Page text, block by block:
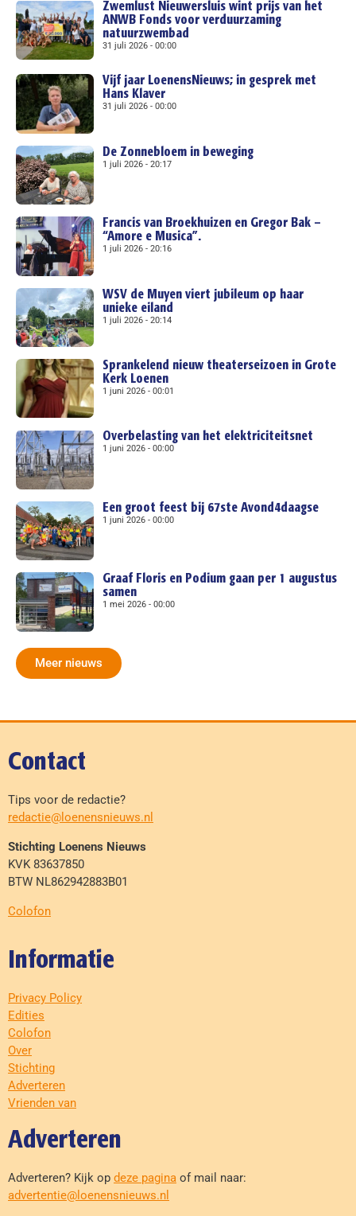
Zwemlust Nieuwersluis wint prijs van het
ANWB Fonds voor verduurzaming
natuurzwembad
31 juli 2026 00:00
Vijf jaar LoenensNieuws; in gesprek met
Hans Klaver
31 juli 2026 00:00
De Zonnebloem in beweging
1 juli 2026 20:17
Francis van Broekhuizen en Gregor Bak –
“Amore e Musica”.
1 juli 2026 20:16
WSV de Muyen viert jubileum op haar
unieke eiland
1 juli 2026 20:14
Sprankelend nieuw theaterseizoen in Grote
Kerk Loenen
1 juni 2026 00:01
Overbelasting van het elektriciteitsnet
1 juni 2026 00:00
Een groot feest bij 67ste Avond4daagse
1 juni 2026 00:00
Graaf Floris en Podium gaan per 1 augustus
samen
1 mei 2026 00:00
Meer nieuws
Contact
Tips voor de redactie?
redactie@loenensnieuws.nl
Stichting Loenens Nieuws
KVK 83637850
BTW NL862942883B01
Colofon
Informatie
Privacy Policy
Edities
Colofon
Over
Stichting
Adverteren
Vrienden van
Adverteren
Adverteren? Kijk op deze pagina of mail naar:
advertentie@loenensnieuws.nl